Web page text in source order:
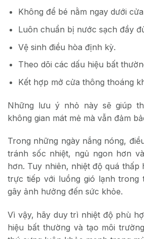
Không để bé nằm ngay dưới
Luôn chuẩn bị nước sạch đầy
Vệ sinh điều hòa định kỳ.
Theo dõi các dấu hiệu bất
Kết hợp mở cửa thông thoáng
Những lưu ý nhỏ này sẽ giúp
không gian mát mẻ mà vẫn đảm
Trong những ngày nắng nóng,
tránh sốc nhiệt, ngủ ngon hơn
hơn. Tuy nhiên, nhiệt độ quá thấp
trực tiếp với luồng gió lạnh trong
gây ảnh hưởng đến sức khỏe.
Vì vậy, hãy duy trì nhiệt độ phù
hiệu bất thường và tạo môi